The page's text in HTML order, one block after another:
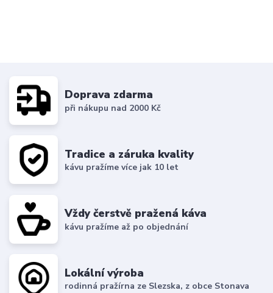
Doprava zdarma
při nákupu nad 2000 Kč
Tradice a záruka kvality
kávu pražíme více jak 10 let
Vždy čerstvě pražená káva
kávu pražíme až po objednání
Lokální výroba
rodinná pražírna ze Slezska, z obce Stonava